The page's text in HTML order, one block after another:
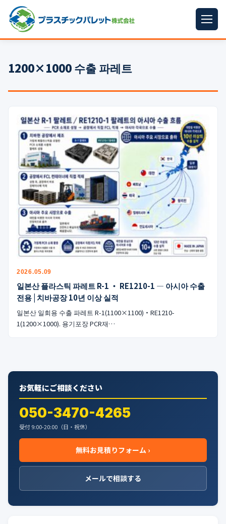
パレットサイズ
プラパレット ▼
コンテナ
中古パレット
再生原料
梱包資材
イラン情勢まとめ
公式ブログ
会社案内
🇺🇸🇰🇷🇹🇼🇻🇳
1200×1000 수출 파레트
2026.05.09
일본산 플라스틱 파레트 R-1 ・ RE1210-1 — 아시아 수출
전용 | 치바공장 10년 이상 실적
일본산 일회용 수출 파레트 R-1(1100×1100)・RE1210-
1(1200×1000). 용기포장 PCR재…
お気軽にご相談ください
050-3470-4265
受付 9:00-20:00（日・祝休）
無料お見積りフォーム ›
メールで相談する